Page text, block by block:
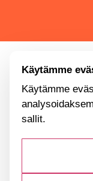
Käytämme
Käytämme
sallit.